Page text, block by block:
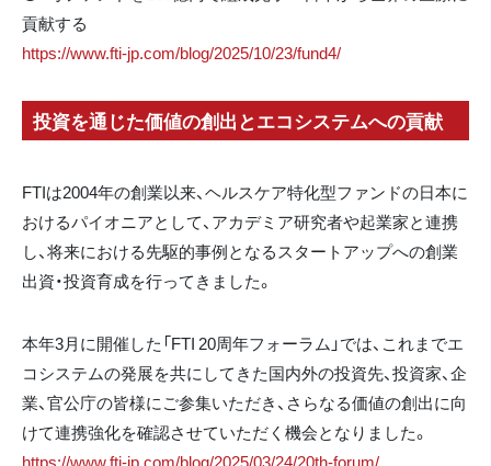
貢献する
https://www.fti-jp.com/blog/2025/10/23/fund4/
投資を通じた価値の創出とエコシステムへの貢献
FTIは2004年の創業以来、ヘルスケア特化型ファンドの日本に
おけるパイオニアとして、アカデミア研究者や起業家と連携
し、将来における先駆的事例となるスタートアップへの創業
出資・投資育成を行ってきました。
本年3月に開催した「FTI 20周年フォーラム」では、これまでエ
コシステムの発展を共にしてきた国内外の投資先、投資家、企
業、官公庁の皆様にご参集いただき、さらなる価値の創出に向
けて連携強化を確認させていただく機会となりました。
https://www.fti-jp.com/blog/2025/03/24/20th-forum/